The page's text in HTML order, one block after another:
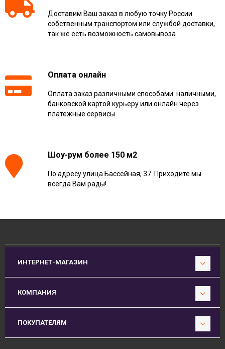
Доставим Ваш заказ в любую точку России
собственным транспортом или службой доставки,
так же есть возможность самовывоза.
Оплата онлайн
Оплата заказ различными способами: наличными,
банковской картой курьеру или онлайн через
платежные сервисы
Шоу-рум более 150 м2
По адресу улица Бассейная, 37. Приходите мы
всегда Вам рады!
ИНТЕРНЕТ-МАГАЗИН
КОМПАНИЯ
ПОКУПАТЕЛЯМ